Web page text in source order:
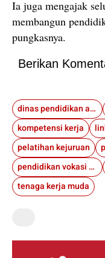
Ia juga mengajak
membangun
pungkasnya.
Berikan
dinas pendidikan aceh
kompetensi kerja
pelatihan kejuruan
pendidikan vokasi Aceh
tenaga kerja muda